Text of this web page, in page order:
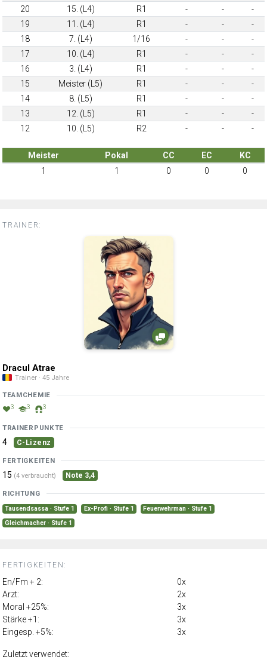
20
15. (L4) R1 - -
-
19
11. (L4) R1 - -
-
18
7. (L4) 1/16 - -
-
17
10. (L4) R1 - -
-
16
3. (L4) R1 - -
-
15
Meister (L5) R1 - -
-
14
8. (L5) R1 - -
-
13
12. (L5) R1 - -
-
12
10. (L5) R2 - - -
Meister Pokal CC EC
KC
1
1 0 0 0
TRAINER:
Dracul Atrae
Trainer · 45 Jahre
TEAMCHEMIE
3 3 3
TRAINERPUNKTE
4 C-Lizenz
FERTIGKEITEN
15 (4 verbraucht) Note 3,4
RICHTUNG
Tausendsassa · Stufe 1 Ex-Profi · Stufe 1
Feuerwehrman · Stufe 1
Gleichmacher · Stufe 1
FERTIGKEITEN:
En/Fm + 2:
0x
Arzt:
2x
Moral +25%:
3x
Stärke +1:
3x
Eingesp. +5%:
3x
Zuletzt verwendet: